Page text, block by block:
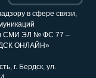
в сфере связи,
СМИ ЭЛ № ФС 77 –
ОНЛАЙН»
г. Бердск, ул.